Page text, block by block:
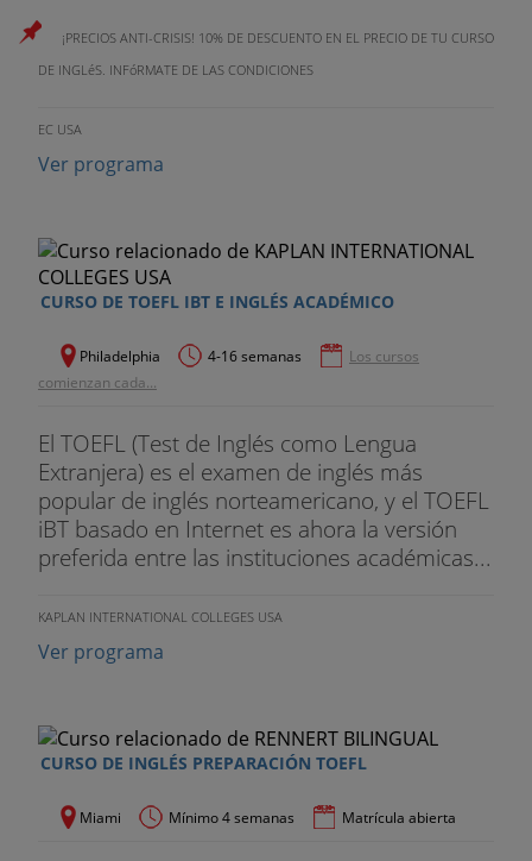
¡PRECIOS ANTI-CRISIS! 10% DE DESCUENTO EN EL PRECIO DE TU CURSO
DE INGLéS. INFóRMATE DE LAS CONDICIONES
EC USA
Ver programa
CURSO DE TOEFL IBT E INGLÉS ACADÉMICO
Philadelphia 4-16 semanas
Los cursos
comienzan cada...
El TOEFL (Test de Inglés como Lengua
Extranjera) es el examen de inglés más
popular de inglés norteamericano, y el TOEFL
iBT basado en Internet es ahora la versión
preferida entre las instituciones académicas...
KAPLAN INTERNATIONAL COLLEGES USA
Ver programa
CURSO DE INGLÉS PREPARACIÓN TOEFL
Miami Mínimo 4 semanas Matrícula abierta